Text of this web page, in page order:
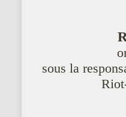
sous la